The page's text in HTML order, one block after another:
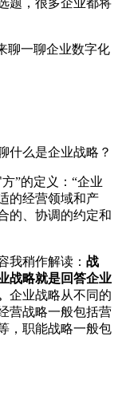
聊一聊企业数字化
什么是企业战略？
”的定义：“企业
的经营领域和产
的、协调的约定和
我稍作解读： 战
战略就是回答企业
企业战略从不同的
营战略一般包括营
，职能战略一般包